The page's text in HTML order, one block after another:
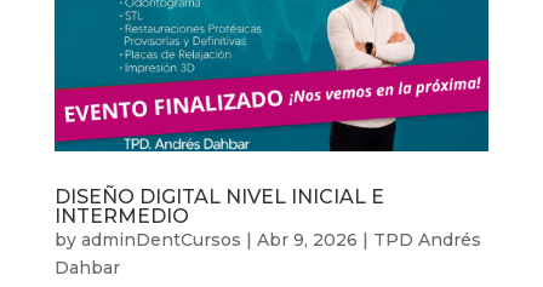
DISEÑO DIGITAL NIVEL INICIAL E
INTERMEDIO
by adminDentCursos | Abr 9, 2026 | TPD Andrés
Dahbar